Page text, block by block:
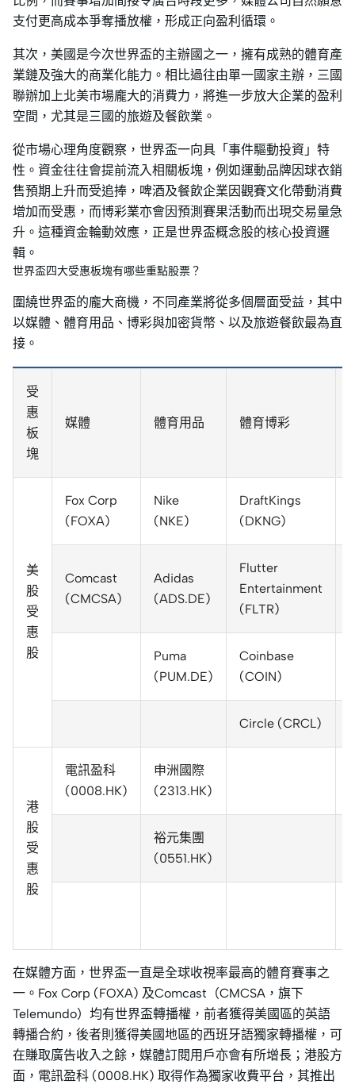
支付更高成本爭奪播放權，形成正向盈利循環。
其次，美國是今次世界盃的主辦國之一，擁有成熟的體育產
業鏈及強大的商業化能力。相比過往由單一國家主辦，三國
聯辦加上北美市場龐大的消費力，將進一步放大企業的盈利
空間，尤其是三國的旅遊及餐飲業。
從市場心理角度觀察，世界盃一向具「事件驅動投資」特
性。資金往往會提前流入相關板塊，例如運動品牌因球衣銷
售預期上升而受追捧，啤酒及餐飲企業因觀賽文化帶動消費
增加而受惠，而博彩業亦會因預測賽果活動而出現交易量急
升。這種資金輪動效應，正是世界盃概念股的核心投資邏
輯。
世界盃四大受惠板塊有哪些重點股票？
圍繞世界盃的龐大商機，不同產業將從多個層面受益，其中
以媒體、體育用品、博彩與加密貨幣、以及旅遊餐飲最為直
接。
受
惠
板
塊
媒體 體育用品 體育博彩
美
股
受
惠
股
Fox Corp
(FOXA)
Nike
(NKE)
DraftKings
(DKNG)
Comcast
(CMCSA)
Adidas
(ADS.DE)
Flutter
Entertainment
(FLTR)
Puma
(PUM.DE)
Coinbase
(COIN)
Circle (CRCL)
港
股
受
惠
股
電訊盈科
(0008.HK)
申洲國際
(2313.HK)
裕元集團
(0551.HK)
在媒體方面，世界盃一直是全球收視率最高的體育賽事之
一。Fox Corp (FOXA) 及Comcast（CMCSA，旗下
Telemundo）均有世界盃轉播權，前者獲得美國區的英語
轉播合約，後者則獲得美國地區的西班牙語獨家轉播權，可
在賺取廣告收入之餘，媒體訂閱用戶亦會有所增長；港股方
面，電訊盈科 (0008.HK) 取得作為獨家收費平台，其推出